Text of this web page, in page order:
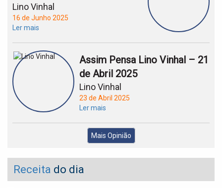
Lino Vinhal
16 de Junho 2025
Ler mais
Assim Pensa Lino Vinhal – 21
de Abril 2025
Lino Vinhal
23 de Abril 2025
Ler mais
Mais Opinião
Receita do dia